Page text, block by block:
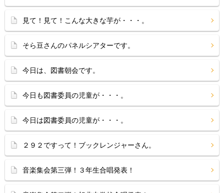
見て！見て！こんな大きな芋が・・・。
そら豆さんのパネルシアターです。
今日は、図書朝会です。
今日も図書委員の児童が・・・。
今日は図書委員の児童が・・・。
２９２ですって！ブックレンジャーさん。
音楽集会第三弾！３年生合唱発表！